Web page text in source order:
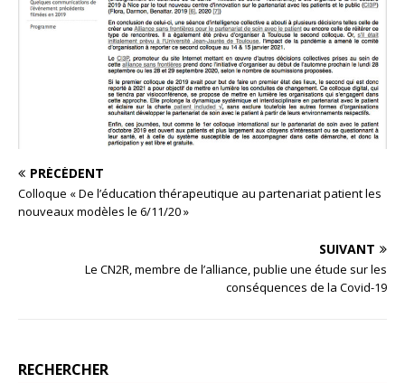
PRÉCÉDENT
Colloque « De l’éducation thérapeutique au partenariat patient les
nouveaux modèles le 6/11/20 »
SUIVANT
Le CN2R, membre de l’alliance, publie une étude sur les
conséquences de la Covid-19
RECHERCHER